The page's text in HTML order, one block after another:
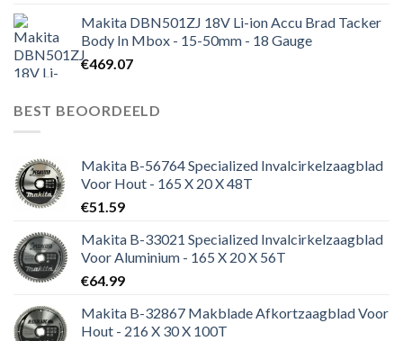
Makita DBN501ZJ 18V Li-ion Accu Brad Tacker
Body In Mbox - 15-50mm - 18 Gauge
€469.07
BEST BEOORDEELD
Makita B-56764 Specialized Invalcirkelzaagblad
Voor Hout - 165 X 20 X 48T
€51.59
Makita B-33021 Specialized Invalcirkelzaagblad
Voor Aluminium - 165 X 20 X 56T
€64.99
Makita B-32867 Makblade Afkortzaagblad Voor
Hout - 216 X 30 X 100T